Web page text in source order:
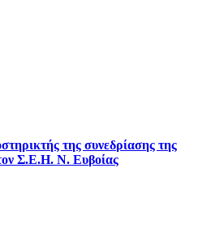
της συνεδρίασης της
Σ.Ε.Η. Ν. Ευβοίας